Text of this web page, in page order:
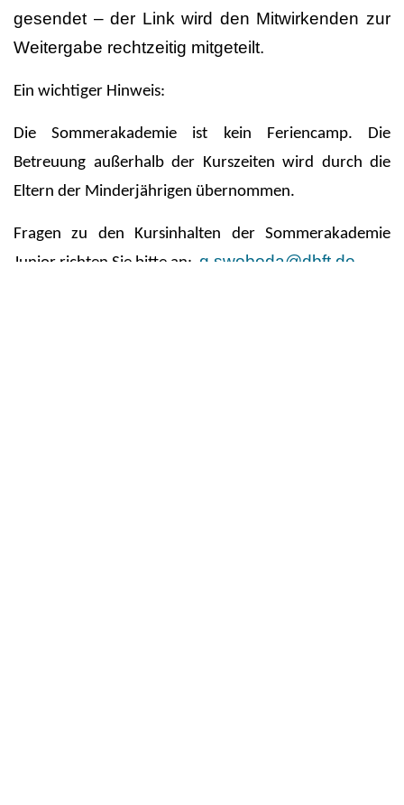
gesendet – der Link wird den Mitwirkenden zur
Weitergabe rechtzeitig mitgeteilt.
Ein wichtiger Hinweis:
Die Sommerakademie ist kein Feriencamp. Die
Betreuung außerhalb der Kurszeiten wird durch die
Eltern der Minderjährigen übernommen.
Fragen zu den Kursinhalten der Sommerakademie
Junior richten Sie bitte an: g.swoboda@dbft.de